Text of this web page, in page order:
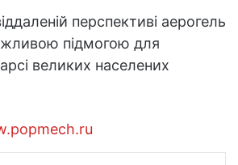
перспективі аерогель
підмогою для
великих населених